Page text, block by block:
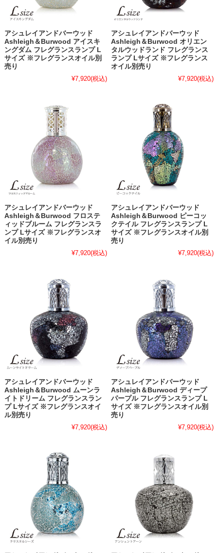
アシュレイアンドバーウッド
Ashleigh＆Burwood アイスキ
ングダム フレグランスランプ L
サイズ ※フレグランスオイル別
売り
¥7,920(税込)
アシュレイアンドバーウッド
Ashleigh＆Burwood オリエン
タルウッドランド フレグランス
ランプ Lサイズ ※フレグランス
オイル別売り
¥7,920(税込)
アシュレイアンドバーウッド
Ashleigh＆Burwood フロステ
ィッドブルーム フレグランスラ
ンプ Lサイズ ※フレグランスオ
イル別売り
¥7,920(税込)
アシュレイアンドバーウッド
Ashleigh＆Burwood ピーコッ
クテイル フレグランスランプ L
サイズ ※フレグランスオイル別
売り
¥7,920(税込)
アシュレイアンドバーウッド
Ashleigh＆Burwood ムーンラ
イトドリーム フレグランスラン
プ Lサイズ ※フレグランスオイ
ル別売り
¥7,920(税込)
アシュレイアンドバーウッド
Ashleigh＆Burwood ディープ
パープル フレグランスランプ L
サイズ ※フレグランスオイル別
売り
¥7,920(税込)